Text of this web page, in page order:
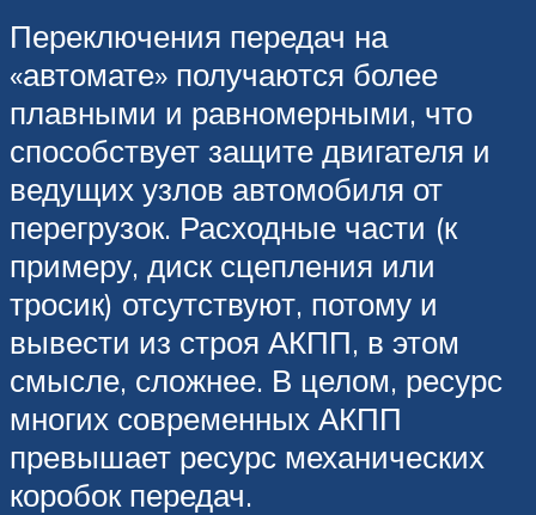
Переключения передач на
«автомате» получаются более
плавными и равномерными, что
способствует защите двигателя и
ведущих узлов автомобиля от
перегрузок. Расходные части (к
примеру, диск сцепления или
тросик) отсутствуют, потому и
вывести из строя АКПП, в этом
смысле, сложнее. В целом, ресурс
многих современных АКПП
превышает ресурс механических
коробок передач.